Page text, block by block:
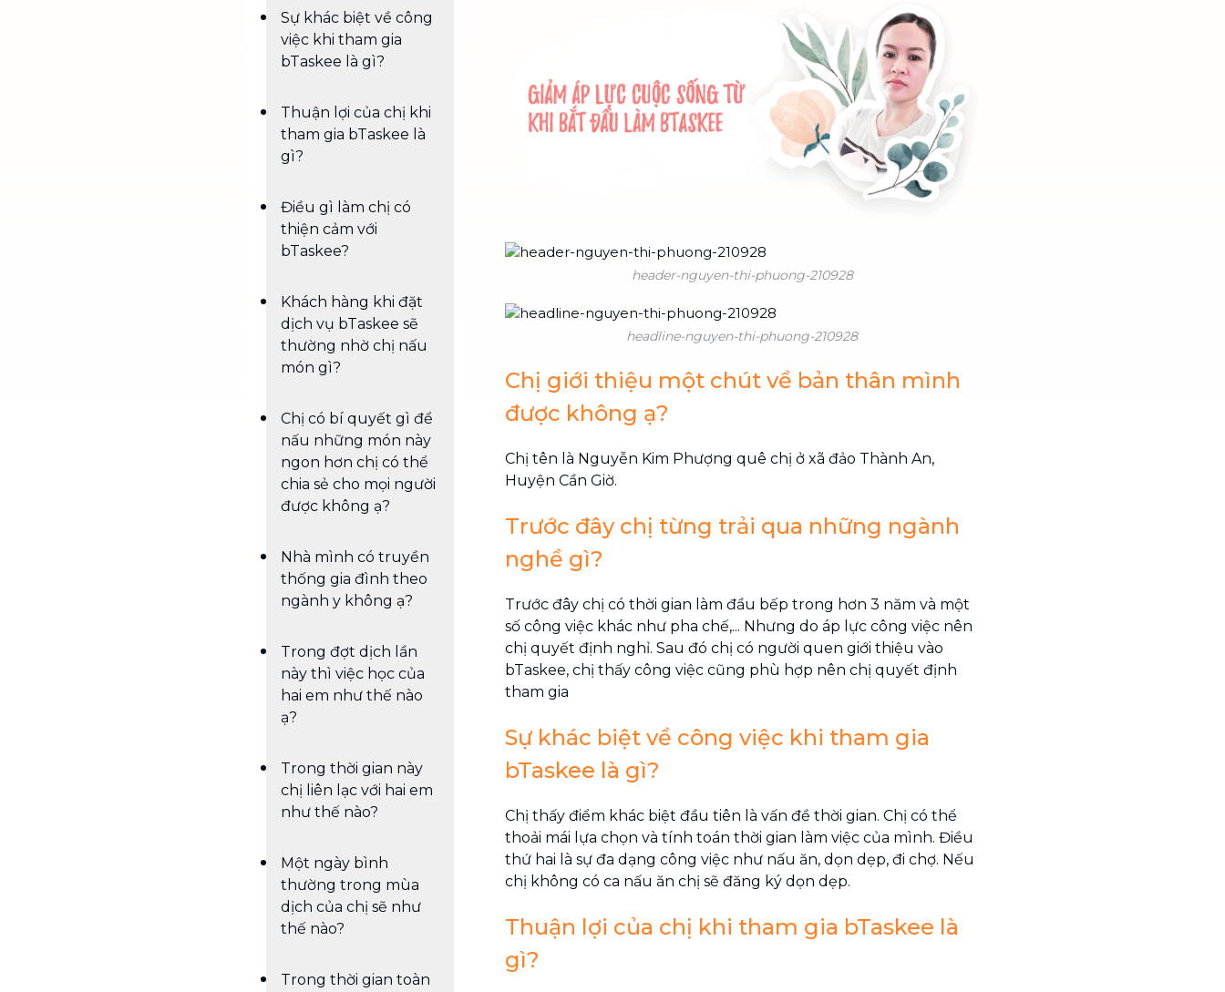
Vệ sinh chuyên nghiệp cho văn
phòng, nhà xưởng, công trình lớn
Sự khác biệt về công
việc khi tham gia
bTaskee là gì?
Thuận lợi của chị khi
tham gia bTaskee là
gì?
Điều gì làm chị có
thiện cảm với
bTaskee?
Khách hàng khi đặt
dịch vụ bTaskee sẽ
thường nhờ chị nấu
món gì?
Chị có bí quyết gì để
nấu những món này
ngon hơn chị có thể
chia sẻ cho mọi người
được không ạ?
Nhà mình có truyền
thống gia đình theo
ngành y không ạ?
Trong đợt dịch lần
này thì việc học của
hai em như thế nào
ạ?
Trong thời gian này
chị liên lạc với hai em
như thế nào?
Một ngày bình
thường trong mùa
dịch của chị sẽ như
thế nào?
Trong thời gian toàn
header-nguyen-thi-phuong-210928
headline-nguyen-thi-phuong-210928
Chị giới thiệu một chút về bản thân mình
được không ạ?
Chị tên là Nguyễn Kim Phượng quê chị ở xã đảo Thành An,
Huyện Cần Giờ.
Trước đây chị từng trải qua những ngành
nghề gì?
Trước đây chị có thời gian làm đầu bếp trong hơn 3 năm và một
số công việc khác như pha chế,... Nhưng do áp lực công việc nên
chị quyết định nghỉ. Sau đó chị có người quen giới thiệu vào
bTaskee, chị thấy công việc cũng phù hợp nên chị quyết định
tham gia
Sự khác biệt về công việc khi tham gia
bTaskee là gì?
Chị thấy điểm khác biệt đầu tiên là vấn đề thời gian. Chị có thể
thoải mái lựa chọn và tính toán thời gian làm việc của mình. Điều
thứ hai là sự đa dạng công việc như nấu ăn, dọn dẹp, đi chợ. Nếu
chị không có ca nấu ăn chị sẽ đăng ký dọn dẹp.
Thuận lợi của chị khi tham gia bTaskee là
gì?